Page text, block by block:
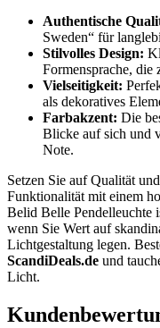
Authentische
Sweden“ für
Stilvolles Design:
Formensprache,
Vielseitigkeit:
als dekoratives
Farbakzent: Die
Blicke auf sich und
Note.
Setzen Sie auf Qualität
Funktionalität mit einem
Belid Belle Pendelleuchte
wenn Sie Wert auf
Lichtgestaltung legen.
ScandiDeals.de und
Licht.